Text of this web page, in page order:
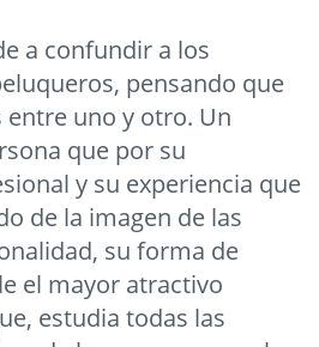
a confundir a los
pensando que
uno y otro. Un
que por su
y su experiencia que
de la imagen de las
su forma de
el mayor atractivo
estudia todas las